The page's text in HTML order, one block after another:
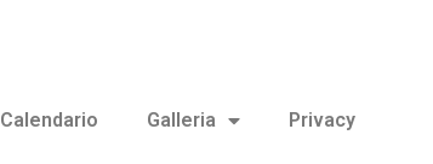
Calendario Galleria Privacy